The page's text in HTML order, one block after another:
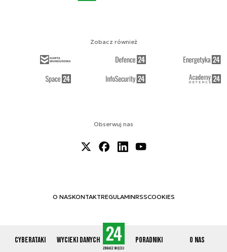
Cyberataki Wycieki danych Poradniki O nas
Obserwuj nas
O NASKONTAKTREGULAMINRSSCOOKIES
Zobacz również
© 2012-2026 CYBERDEFENCE24